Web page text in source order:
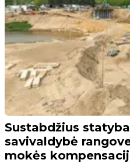
Sustabdžius
savivaldybė
mokės